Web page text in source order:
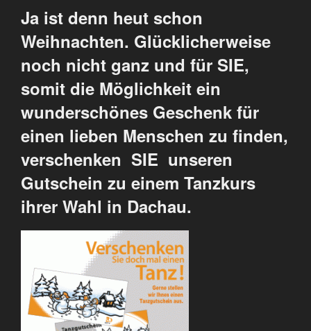
Ja ist denn heut schon
Weihnachten. Glücklicherweise
noch nicht ganz und für SIE,
somit die Möglichkeit ein
wunderschönes Geschenk für
einen lieben Menschen zu finden,
verschenken SIE unseren
Gutschein zu einem Tanzkurs
ihrer Wahl in Dachau.